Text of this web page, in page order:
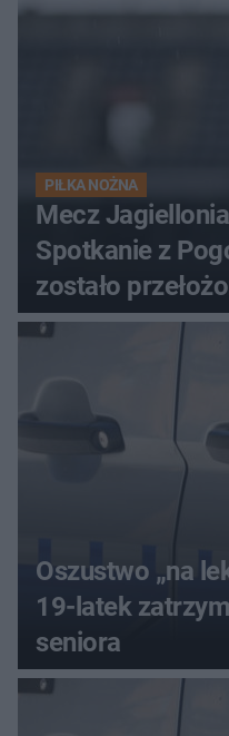
PIŁKA NOŻNA
Mecz
Spotkanie z
zostało
Oszustwo „na
19-latek
seniora